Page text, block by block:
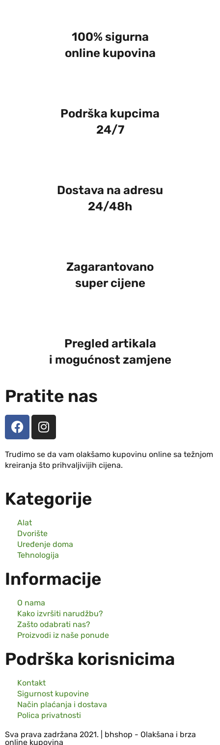
100% sigurna
online kupovina
Podrška kupcima
24/7
Dostava na adresu
24/48h
Zagarantovano
super cijene
Pregled artikala
i mogućnost zamjene
Pratite nas
Trudimo se da vam olakšamo kupovinu online sa težnjom
kreiranja što prihvaljivijih cijena.
Kategorije
Alat
Dvorište
Uređenje doma
Tehnologija
Informacije
O nama
Kako izvršiti narudžbu?
Zašto odabrati nas?
Proizvodi iz naše ponude
Podrška korisnicima
Kontakt
Sigurnost kupovine
Način plaćanja i dostava
Polica privatnosti
Sva prava zadržana 2021. | bhshop - Olakšana i brza
online kupovina